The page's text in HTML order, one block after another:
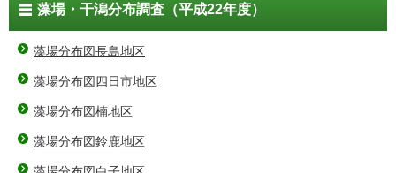
藻場・干潟分布調査（平成22年度）
藻場分布図長島地区
藻場分布図四日市地区
藻場分布図楠地区
藻場分布図鈴鹿地区